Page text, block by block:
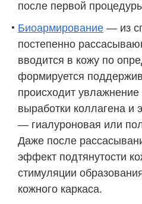
после первой
Биоармирование — из
постепенно
вводится в кожу по
формируется
происходит
выработки коллагена и
— гиалуроновая или
Даже после
эффект подтянутости
стимуляции
кожного каркаса.